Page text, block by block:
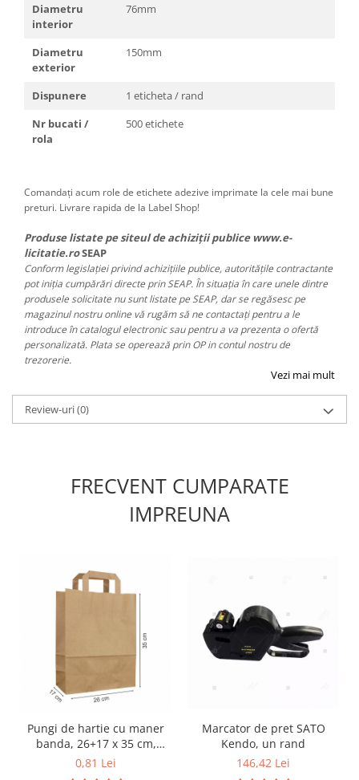
Diametru
interior
76mm
Diametru
exterior
150mm
Dispunere
1 eticheta / rand
Nr bucati /
rola
500 etichete
Comandați acum role de etichete adezive imprimate la cele mai bune
preturi. Livrare rapida de la Label Shop!
Produse listate pe siteul de achiziții publice www.e-
licitatie.roSEAP
Conform legislației privind achizițiile publice, autoritățile contractante
pot iniția cumpărări directe prin SEAP. În situația în care unele dintre
produsele solicitate nu sunt listate pe SEAP, dar se regăsesc pe
magazinul nostru online vă rugăm să ne contactați pentru a le
introduce în catalogul electronic sau pentru a va prezenta o ofertă
personalizată. Plata se operează prin OP in contul nostru de
trezorerie.
Vezi mai mult
Review-uri(0)
FRECVENT CUMPARATE
IMPREUNA
Pungi de hartie cu maner
banda, 26+17 x 35 cm,
hartie natur 80g
0,81 Lei
Marcator de pret SATO
Kendo, un rand
146,42 Lei